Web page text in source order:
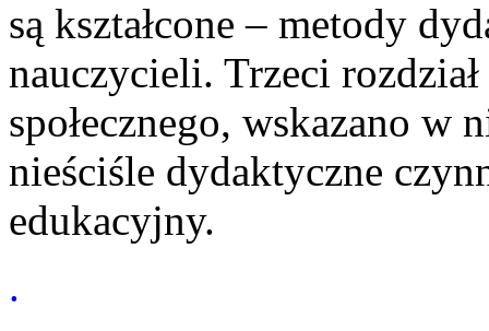
są kształcone – metody
nauczycieli. Trzeci
społecznego, wskazano w
nieściśle dydaktyczne
edukacyjny.
.